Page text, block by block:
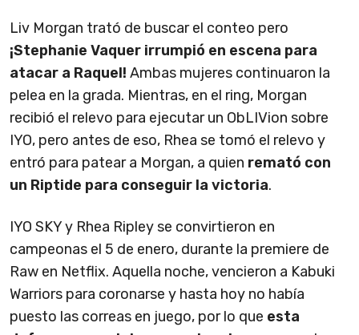
Liv Morgan trató de buscar el conteo pero
¡Stephanie Vaquer irrumpió en escena para
atacar a Raquel! Ambas mujeres continuaron la
pelea en la grada. Mientras, en el ring, Morgan
recibió el relevo para ejecutar un ObLIVion sobre
IYO, pero antes de eso, Rhea se tomó el relevo y
entró para patear a Morgan, a quien remató con
un Riptide para conseguir la victoria.
IYO SKY y Rhea Ripley se convirtieron en
campeonas el 5 de enero, durante la premiere de
Raw en Netflix. Aquella noche, vencieron a Kabuki
Warriors para coronarse y hasta hoy no había
puesto las correas en juego, por lo que esta